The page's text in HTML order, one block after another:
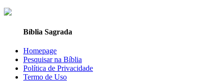
Bíblia Sagrada
Homepage
Pesquisar na Bíblia
Política de Privacidade
Termo de Uso